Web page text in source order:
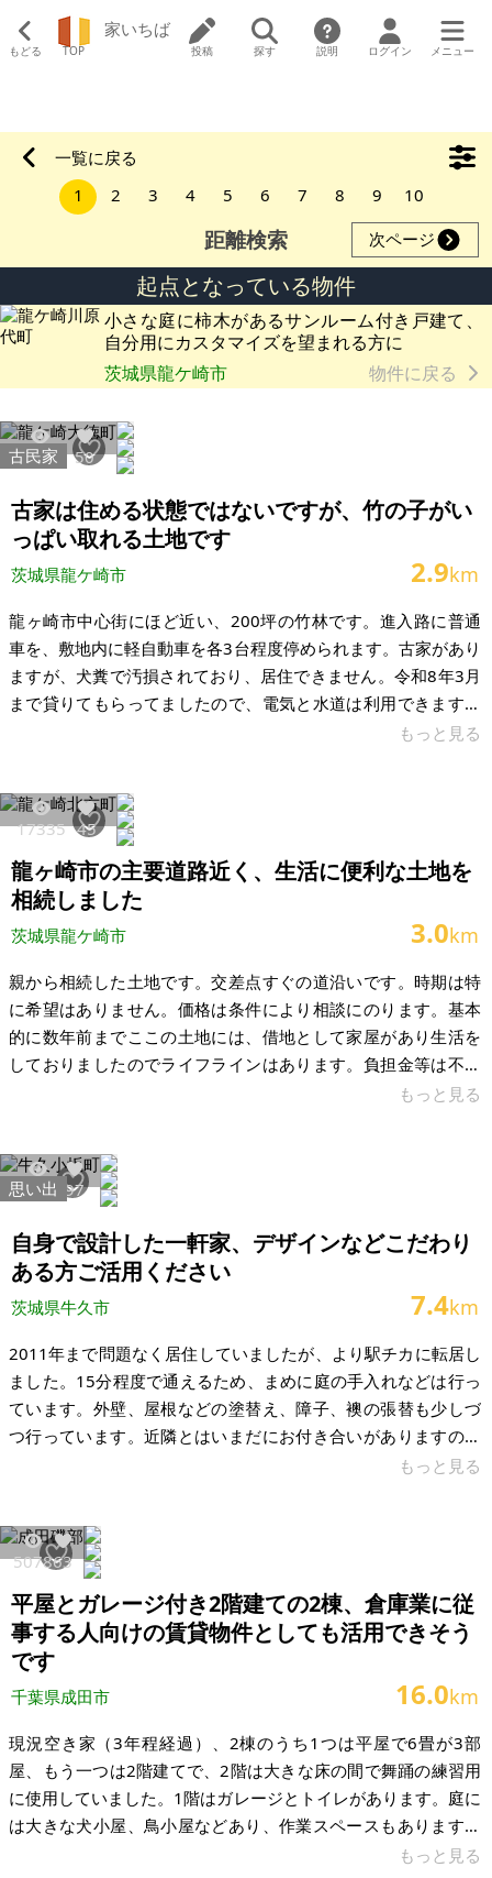
もどる TOP
家いちば
投稿 探す 説明 ログイン メニュー
一覧に戻る
1
2 3 4 5 6 7 8 9 10
距離検索 次ページ
起点となっている物件
小さな庭に柿木があるサンルーム付き戸建て、
自分用にカスタマイズを望まれる方に
茨城県龍ケ崎市
物件に戻る
4354 50
古民家
古家は住める状態ではないですが、竹の子がい
っぱい取れる土地です
茨城県龍ケ崎市 2.9km
龍ヶ崎市中心街にほど近い、200坪の竹林です。進入路に普通
車を、敷地内に軽自動車を各3台程度停められます。古家があり
ますが、犬糞で汚損されており、居住できません。令和8年3月
まで貸りてもらってましたので、電気と水道は利用できます。
竹の子がいっぱい取れるので、持っていようかと思っていまし
が自転車ですぐのところにたくさんあり、とても便利な場所で
す。進入路は狭いですが、事業や竹の子堀りをしたい方に、活
用してもらえたら嬉しいです。 敷地は平坦なので竹を切ればも
っと軽自動車が置けるよう
もっと見る
17335 45
龍ヶ崎市の主要道路近く、生活に便利な土地を
相続しました
茨城県龍ケ崎市 3.0km
親から相続した土地です。交差点すぐの道沿いです。時期は特
に希望はありません。価格は条件により相談にのります。基本
的に数年前までここの土地には、借地として家屋があり生活を
しておりましたのでライフラインはあります。負担金等は不明
構造： 現況：更地 希望価格：300万円 ※現状有姿、および公簿
売買でのお取引きとなります。
もっと見る
40927 97
思い出
自身で設計した一軒家、デザインなどこだわり
ある方ご活用ください
茨城県牛久市 7.4km
2011年まで問題なく居住していましたが、より駅チカに転居し
ました。15分程度で通えるため、まめに庭の手入れなどは行っ
ています。外壁、屋根などの塗替え、障子、襖の張替も少しづ
つ行っています。近隣とはいまだにお付き合いがありますので
イルにこだわりのある方にご活用用いただければ幸いです。価
格希望に付きましては、この点を配慮します。個室プラン(何
LDKとか)としていませんので、続間として広くお使いいただけ
ます。畳、コルク床なので
もっと見る
507863
平屋とガレージ付き2階建ての2棟、倉庫業に従
事する人向けの賃貸物件としても活用できそう
です
千葉県成田市 16.0km
現況空き家（3年程経過）、2棟のうち1つは平屋で6畳が3部
屋、もう一つは2階建てで、2階は大きな床の間で舞踊の練習用
に使用していました。1階はガレージとトイレがあります。庭に
は大きな犬小屋、鳥小屋などあり、作業スペースもあります。
可燃ごみ、家具が残っています。契約後清掃、撤去します。倉
もっと見る